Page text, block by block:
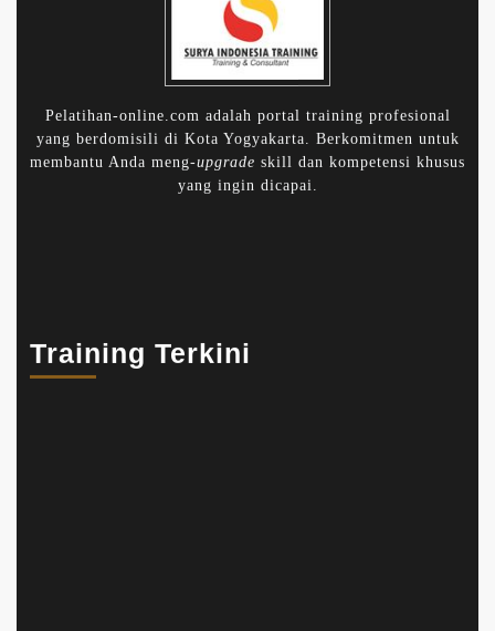
Pelatihan-online.com adalah portal training profesional
yang berdomisili di Kota Yogyakarta. Berkomitmen untuk
membantu Anda meng-upgrade skill dan kompetensi khusus
yang ingin dicapai.
Training Terkini